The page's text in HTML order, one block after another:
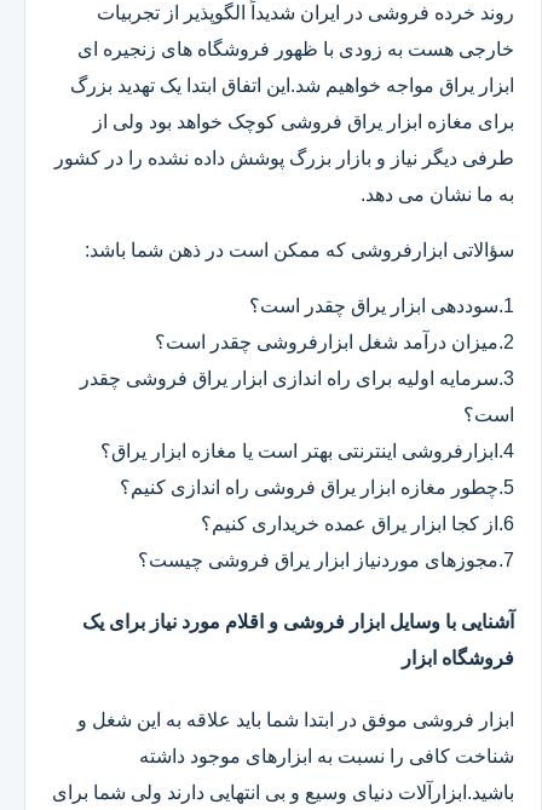
روند خرده فروشی در ایران شدیداً الگوپذیر از تجربیات
خارجی هست به زودی با ظهور فروشگاه های زنجیره ای
ابزار یراق مواجه خواهیم شد.این اتفاق ابتدا یک تهدید بزرگ
برای مغازه ابزار یراق فروشی کوچک خواهد بود ولی از
طرفی دیگر نیاز و بازار بزرگ پوشش داده نشده را در کشور
به ما نشان می دهد.
سؤالاتی ابزارفروشی که ممکن است در ذهن شما باشد:
1.سوددهی ابزار یراق چقدر است؟
2.میزان درآمد شغل ابزارفروشی چقدر است؟
3.سرمایه اولیه برای راه اندازی ابزار یراق فروشی چقدر
است؟
4.ابزارفروشی اینترنتی بهتر است یا مغازه ابزار یراق؟
5.چطور مغازه ابزار یراق فروشی راه اندازی کنیم؟
6.از کجا ابزار یراق عمده خریداری کنیم؟
7.مجوزهای موردنیاز ابزار یراق فروشی چیست؟
آشنایی با وسایل ابزار فروشی و اقلام مورد نیاز برای یک
فروشگاه ابزار
ابزار فروشی موفق در ابتدا شما باید علاقه به این شغل و
شناخت کافی را نسبت به ابزارهای موجود داشته
باشید.ابزارآلات دنیای وسیع و بی انتهایی دارند ولی شما برای